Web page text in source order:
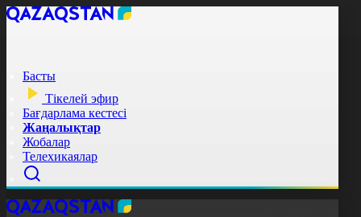
Басты
Тікелей эфир
Бағдарлама кестесі
Жаңалықтар
Жобалар
Телехикаялар